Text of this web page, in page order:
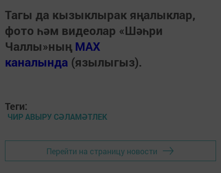
Тагы да кызыклырак яңалыклар,
фото һәм видеолар «Шәһри
Чаллы»ның MAX
каналында (язылыгыз).
Теги:
ЧИР АВЫРУ СӘЛАМӘТЛЕК
Перейти на страницу новости